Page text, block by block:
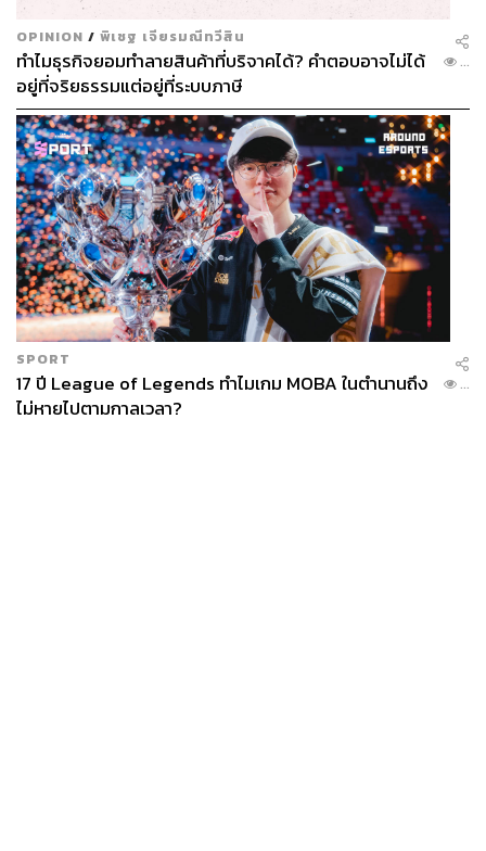
กมลลักษณ์ ดวงแก้ว
นักเขียนฝึกหัดที่รักอาหารและการฟังเพลง
ABOUT THE AUTHOR
เกณิกา รวยธนพานิช
นักเขียนผู้ชื่นชอบการพูดคุยเรื่องวัฒนธรรม
อาหาร งานศิลปะ และการวิ่งมาราธอน
OPINION / พิเชฐ เจียรมณีทวีสิน
ทำไมธุรกิจยอมทำลายสินค้าที่บริจาคได้? คำตอบอาจไม่ได้
อยู่ที่จริยธรรมแต่อยู่ที่ระบบภาษี
...
SPORT
17 ปี League of Legends ทำไมเกม MOBA ในตำนานถึง
ไม่หายไปตามกาลเวลา?
...